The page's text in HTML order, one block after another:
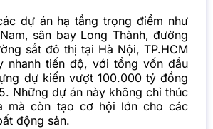
dự án hạ tầng trọng điểm như
sân bay Long Thành, đường
sắt đô thị tại Hà Nội, TP.HCM
nhanh tiến độ, với tổng vốn đầu
dự kiến vượt 100.000 tỷ đồng
Những dự án này không chỉ thúc
mà còn tạo cơ hội lớn cho các
động sản.